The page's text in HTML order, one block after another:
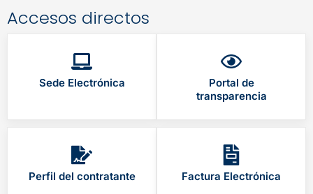
Accesos directos
Sede Electrónica
Portal de
transparencia
Perfil del contratante Factura Electrónica